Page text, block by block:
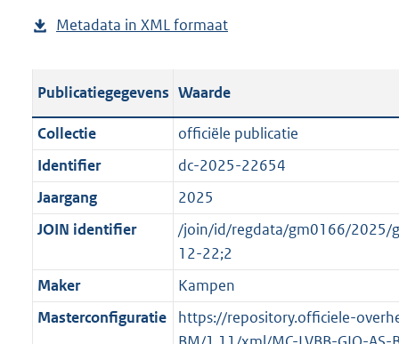
u
l
c
a
t
i
e
n
f
o
r
o
t
e
:
4
7
b
p
b
i
c
a
t
i
i
n
f
g
o
t
t
e
:
o
b
e
k
Metadata in XML formaat
t
a
n
d
g
r
o
o
t
t
Publicatiegegevens Waarde
Collectie
officiële publicatie
Identifier
dc-2025-22654
Jaargang
2025
JOIN identifier
/join/id/regdata/gm0166/2025/
12-22;2
Maker
Kampen
Masterconfiguratie
https://repository.officiele-